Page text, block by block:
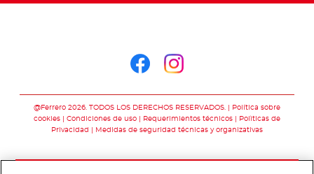
@Ferrero 2026. TODOS LOS DERECHOS RESERVADOS.
Política sobre
cookies
Condiciones de uso Requerimientos técnicos
Polìticas de
Privacidad
Medidas de seguridad técnicas y organizativas